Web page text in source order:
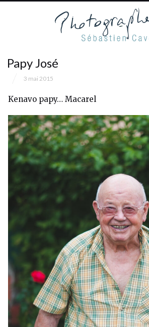
Papy José
3 mai 2015
Kenavo papy… Macarel